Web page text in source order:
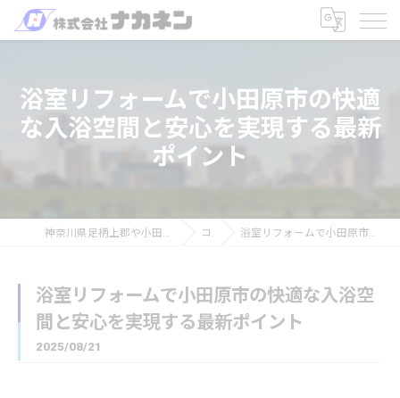
浴室リフォームで小田原市の快適
な入浴空間と安心を実現する最新
ポイント
神奈川県足柄上郡や小田原を中心のリフォームなら株式会社ナカネン コラム 浴室リフォームで小田原市の快適な入浴空間と安心を実現する最新ポイント
浴室リフォームで小田原市の快適な入浴空
間と安心を実現する最新ポイント
2025/08/21